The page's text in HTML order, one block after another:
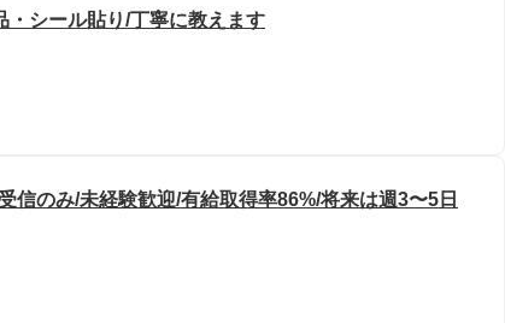
シール貼り/丁寧に教えます
信のみ/未経験歓迎/有給取得率86%/将来は週3〜5日